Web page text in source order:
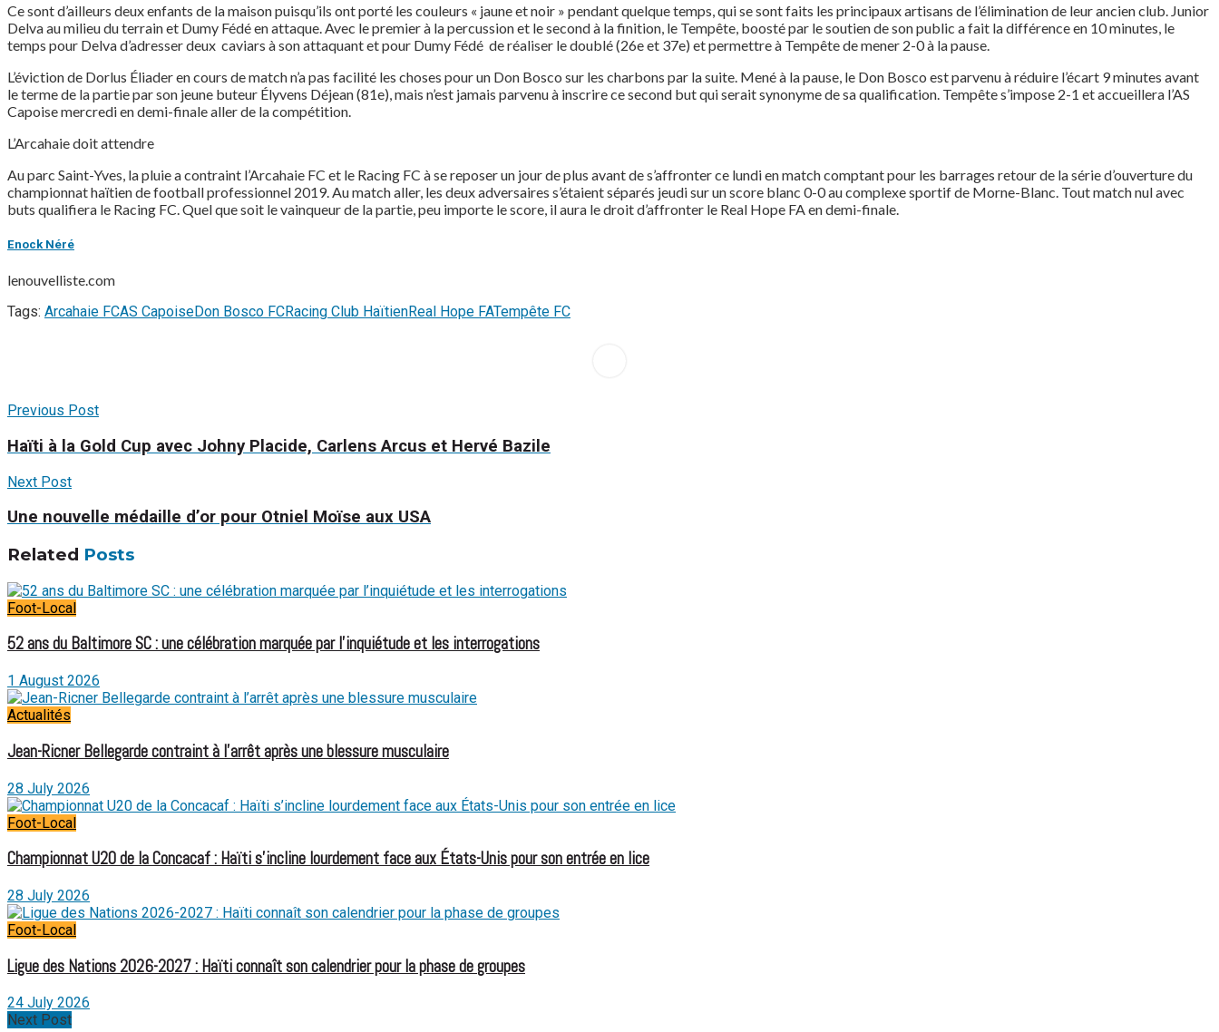
Ce sont d’ailleurs deux enfants de la maison puisqu’ils ont porté les couleurs « jaune et noir » pendant quelque temps, qui se sont faits les principaux artisans de l’élimination de leur ancien club. Junior
Delva au milieu du terrain et Dumy Fédé en attaque. Avec le premier à la percussion et le second à la finition, le Tempête, boosté par le soutien de son public a fait la différence en 10 minutes, le
temps pour Delva d’adresser deux caviars à son attaquant et pour Dumy Fédé de réaliser le doublé (26e et 37e) et permettre à Tempête de mener 2-0 à la pause.
L’éviction de Dorlus Éliader en cours de match n’a pas facilité les choses pour un Don Bosco sur les charbons par la suite. Mené à la pause, le Don Bosco est parvenu à réduire l’écart 9 minutes avant
le terme de la partie par son jeune buteur Élyvens Déjean (81e), mais n’est jamais parvenu à inscrire ce second but qui serait synonyme de sa qualification. Tempête s’impose 2-1 et accueillera l’AS
Capoise mercredi en demi-finale aller de la compétition.
L’Arcahaie doit attendre
Au parc Saint-Yves, la pluie a contraint l’Arcahaie FC et le Racing FC à se reposer un jour de plus avant de s’affronter ce lundi en match comptant pour les barrages retour de la série d’ouverture du
championnat haïtien de football professionnel 2019. Au match aller, les deux adversaires s’étaient séparés jeudi sur un score blanc 0-0 au complexe sportif de Morne-Blanc. Tout match nul avec
buts qualifiera le Racing FC. Quel que soit le vainqueur de la partie, peu importe le score, il aura le droit d’affronter le Real Hope FA en demi-finale.
Enock Néré
lenouvelliste.com
Tags: Arcahaie FCAS CapoiseDon Bosco FCRacing Club HaïtienReal Hope FATempête FC
Previous Post
Haïti à la Gold Cup avec Johny Placide, Carlens Arcus et Hervé Bazile
Next Post
Une nouvelle médaille d’or pour Otniel Moïse aux USA
Related Posts
Foot-Local
52 ans du Baltimore SC : une célébration marquée par l’inquiétude et les interrogations
1 August 2026
Actualités
Jean-Ricner Bellegarde contraint à l’arrêt après une blessure musculaire
28 July 2026
Foot-Local
Championnat U20 de la Concacaf : Haïti s’incline lourdement face aux États-Unis pour son entrée en lice
28 July 2026
Foot-Local
Ligue des Nations 2026-2027 : Haïti connaît son calendrier pour la phase de groupes
24 July 2026
Next Post